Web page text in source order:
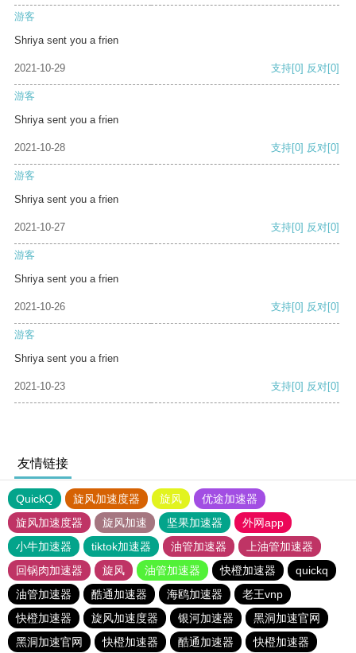
游客
Shriya sent you a frien
2021-10-29 支持[0] 反对[0]
游客
Shriya sent you a frien
2021-10-28 支持[0] 反对[0]
游客
Shriya sent you a frien
2021-10-27 支持[0] 反对[0]
游客
Shriya sent you a frien
2021-10-26 支持[0] 反对[0]
游客
Shriya sent you a frien
2021-10-23 支持[0] 反对[0]
友情链接
QuickQ 旋风加速度器 旋风
优途加速器
旋风加速度器
旋风加速 坚果加速器
外网app
小牛加速器
tiktok加速器 油管加速器
上油管加速器
回锅肉加速器
旋风 油管加速器 快橙加速器
quickq
油管加速器
酷通加速器 海鸥加速器
老王vnp
快橙加速器
旋风加速度器 银河加速器
黑洞加速官网
黑洞加速官网
快橙加速器 酷通加速器 快橙加速器